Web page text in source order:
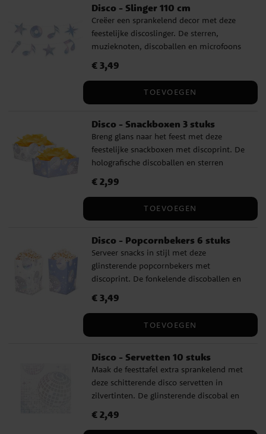
of in een deuropening.
Disco - Slinger 110 cm
Creëer een sprankelend decor met deze
feestelijke discoslinger. De sterren,
muzieknoten, discoballen en microfoons
perfect voor aan de muur, op tafel of als
cm lang en de decoraties zijn ongeveer 12–
feeststemming neer te zetten.
Prijs:€ 3,49
€ 3,49
TOEVOEGEN
Disco - Snackboxen 3 stuks
Breng glans naar het feest met deze
feestelijke snackboxen met discoprint. De
holografische discoballen en sterren
chips, snoep of andere lekkernijen. De
15 x 10 x 7,5 cm – ruim en handig om vast
Prijs:€ 2,99
€ 2,99
TOEVOEGEN
Disco - Popcornbekers 6 stuks
Serveer snacks in stijl met deze
glinsterende popcornbekers met
discoprint. De fonkelende discoballen en
perfect voor dans, plezier of een gezellige
karton en zijn 13,5 x 8,5 cm groot – ideaal
gast.
Prijs:€ 3,49
€ 3,49
TOEVOEGEN
Disco - Servetten 10 stuks
Maak de feesttafel extra sprankelend met
deze schitterende disco servetten in
zilvertinten. De glinsterende discobal en
feestelijke sfeer waarin dans centraal staat.
Prijs:€ 2,49
€ 2,49